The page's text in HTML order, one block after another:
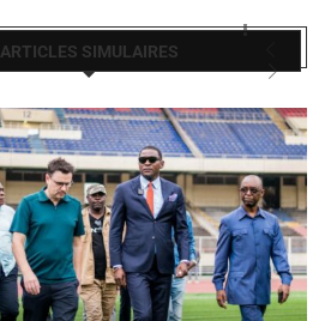
ARTICLES SIMULAIRES